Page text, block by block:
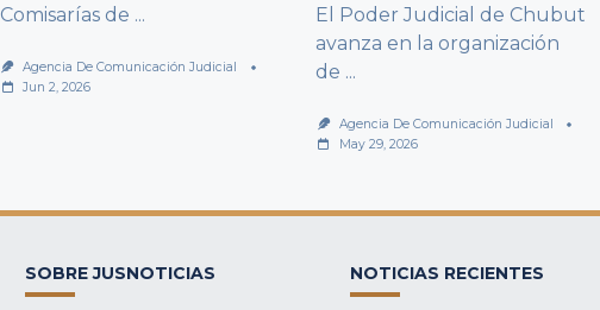
Comisarías de ...
Agencia De Comunicación Judicial
Jun 2, 2026
El Poder Judicial de Chubut
avanza en la organización
de ...
Agencia De Comunicación Judicial
May 29, 2026
SOBRE JUSNOTICIAS NOTICIAS RECIENTES